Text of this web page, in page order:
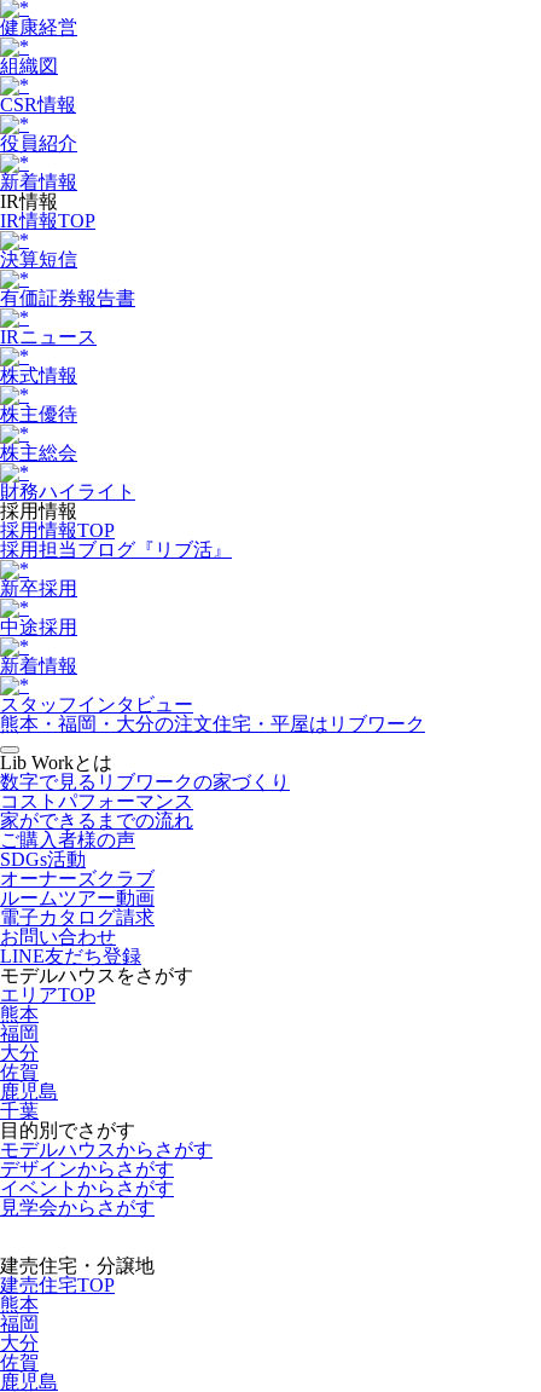
健康経営
組織図
CSR情報
役員紹介
新着情報
IR情報
IR情報TOP
決算短信
有価証券報告書
IRニュース
株式情報
株主優待
株主総会
財務ハイライト
採用情報
採用情報TOP
採用担当ブログ『リブ活』
新卒採用
中途採用
新着情報
スタッフインタビュー
熊本・福岡・大分の注文住宅・平屋はリブワーク
Lib Workとは
数字で見るリブワークの家づくり
コストパフォーマンス
家ができるまでの流れ
ご購入者様の声
SDGs活動
オーナーズクラブ
ルームツアー動画
電子カタログ請求
お問い合わせ
LINE友だち登録
モデルハウスをさがす
エリアTOP
熊本
福岡
大分
佐賀
鹿児島
千葉
目的別でさがす
モデルハウスからさがす
デザインからさがす
イベントからさがす
見学会からさがす
建売住宅・分譲地
建売住宅TOP
熊本
福岡
大分
佐賀
鹿児島